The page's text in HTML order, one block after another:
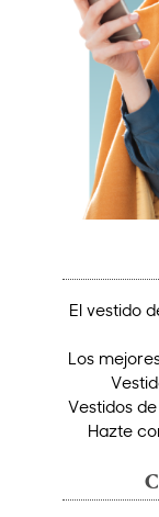
El vestido
Los
Vestidos
Hazte